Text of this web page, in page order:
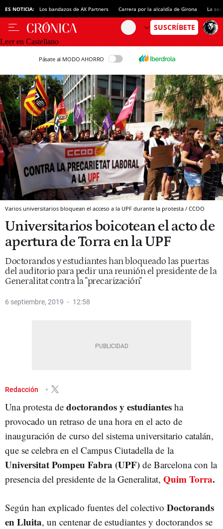
ES NOTICIA: Los bandazos de AX Partners Carrera por la alcaldía de Girona La
Leer en Castellano
Pásate al MODO AHORRO
Varios universitarios bloquean el acceso a la UPF durante la protesta / CCOO
Universitarios boicotean el acto de
apertura de Torra en la UPF
Doctorandos y estudiantes han bloqueado las puertas
del auditorio para pedir una reunión el presidente de la
Generalitat contra la "precarización"
6 septiembre, 2019 12:58
Redacción
Una protesta de doctorandos y estudiantes ha
provocado un retraso de una hora en el acto de
inauguración de curso del sistema universitario catalán,
que se celebra en el Campus Ciutadella de la
Universitat Pompeu Fabra (UPF) de Barcelona con la
presencia del presidente de la Generalitat, Quim Torra.
Según han explicado fuentes del colectivo Doctorands
en Lluita, un centenar de estudiantes y doctorandos se